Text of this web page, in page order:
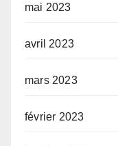
mai 2023
avril 2023
mars 2023
février 2023